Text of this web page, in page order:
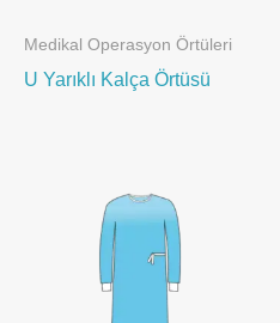
Medikal Operasyon Örtüleri
U Yarıklı Kalça Örtüsü